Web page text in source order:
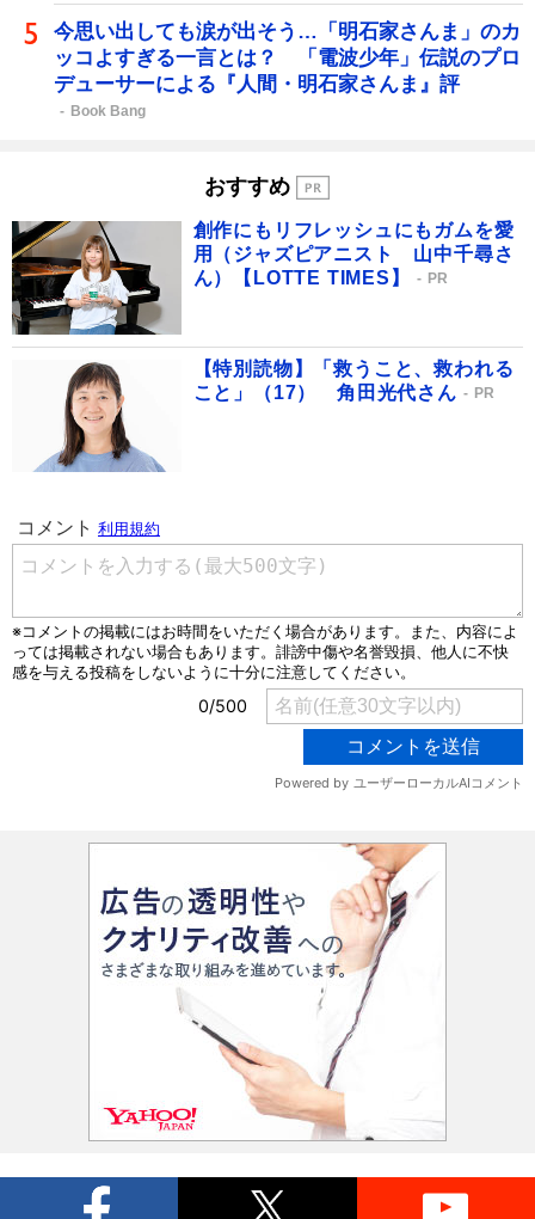
今思い出しても涙が出そう…「明石家さんま」のカ
ッコよすぎる一言とは？ 「電波少年」伝説のプロ
デューサーによる『人間・明石家さんま』評
Book Bang
おすすめ
創作にもリフレッシュにもガムを愛
用（ジャズピアニスト 山中千尋さ
ん）【LOTTE TIMES】
PR
【特別読物】「救うこと、救われる
こと」（17） 角田光代さん
PR